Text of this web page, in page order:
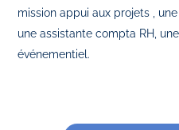
mission appui aux projets ,
une assistante compta RH,
événementiel.